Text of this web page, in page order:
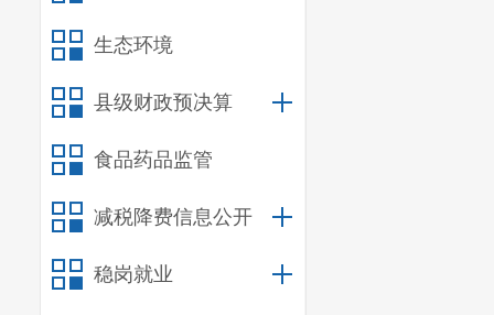
生态环境
县级财政预决算
食品药品监管
减税降费信息公开
稳岗就业